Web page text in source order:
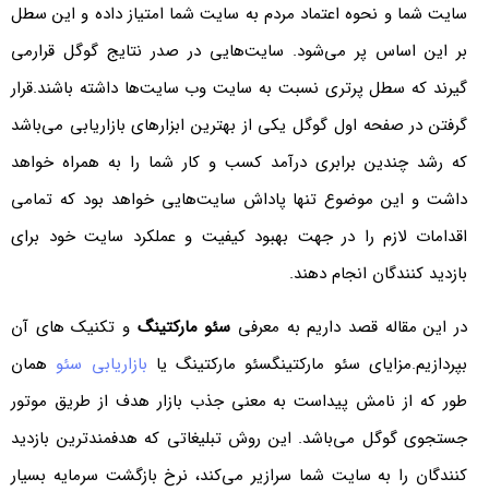
سایت شما و نحوه اعتماد مردم به سایت شما امتیاز داده و این سطل
بر این اساس پر می‌شود. سایت‌هایی در صدر نتایج گوگل قرارمی
گیرند که سطل پر‌تری نسبت به سایت وب سایت‌ها داشته باشند.قرار
گرفتن در صفحه اول گوگل یکی از بهترین ابزارهای بازاریابی می‌باشد
که رشد چندین برابری درآمد کسب و کار شما را به همراه خواهد
داشت و این موضوع تنها پاداش سایت‌هایی خواهد بود که تمامی
اقدامات لازم را در جهت بهبود کیفیت و عملکرد سایت خود برای
بازدید کنندگان انجام دهند.
در این مقاله قصد داریم به معرفی سئو مارکتینگو تکنیک های آن
بپردازیم.مزایای سئو مارکتینگسئو مارکتینگ یا بازاریابی سئوهمان
طور که از نامش پیداست به معنی جذب بازار هدف از طریق موتور
جستجوی گوگل می‌باشد. این روش تبلیغاتی که هدفمند‌ترین بازدید
کنندگان را به سایت شما سرازیر می‌کند، نرخ بازگشت سرمایه بسیار